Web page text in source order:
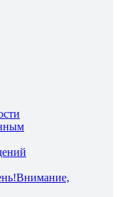
Внимание,